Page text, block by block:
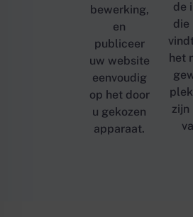
bewerking,
en
publiceer
uw website
eenvoudig
op het door
u gekozen
apparaat.
de
die
het
zijn